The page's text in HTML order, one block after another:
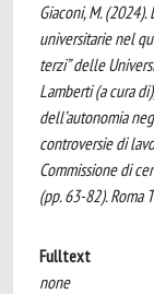
Giaconi, M.
universitarie nel
terzi” delle
Lamberti (a cura
dell’autonomia
controversie di
Commissione di
(pp. 63-82). Roma
Fulltext
none